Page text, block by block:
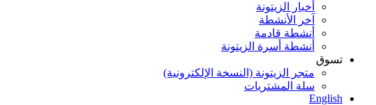
أخبار الزيتونة
آخر الأنشطة
أنشطة قادمة
أنشطة أسرة الزيتونة
تسوق
متجر الزيتونة (النسخة الإلكترونية)
سلة المشتريات
English